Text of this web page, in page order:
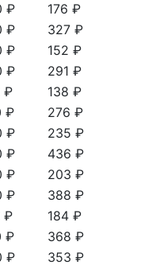
₽ 176 ₽
₽ 327 ₽
₽ 152 ₽
₽ 291 ₽
₽ 138 ₽
₽ 276 ₽
₽ 235 ₽
₽ 436 ₽
₽ 203 ₽
₽ 388 ₽
₽ 184 ₽
₽ 368 ₽
₽ 353 ₽